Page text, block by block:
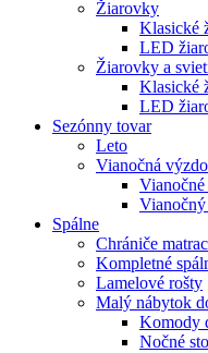
Žiarovky
Klasické
LED
Žiarovky a
Klasické
LED
Sezónny tovar
Leto
Vianočná
Spálne
Chrániče
Kompletné
Lamelové rošty
Malý nábytok
Komody
Nočné